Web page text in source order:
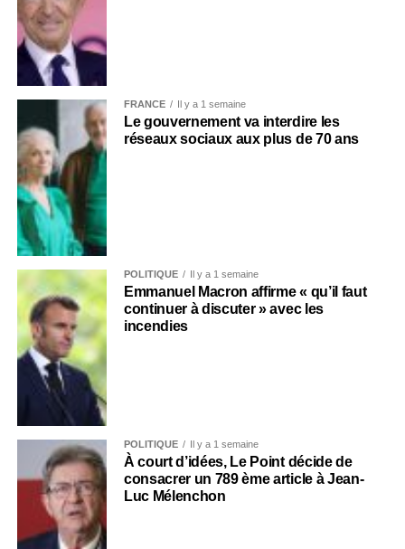
FRANCE Il y a 1 semaine
Le gouvernement va interdire les
réseaux sociaux aux plus de 70 ans
POLITIQUE Il y a 1 semaine
Emmanuel Macron affirme « qu’il faut
continuer à discuter » avec les
incendies
POLITIQUE Il y a 1 semaine
À court d’idées, Le Point décide de
consacrer un 789 ème article à Jean-
Luc Mélenchon